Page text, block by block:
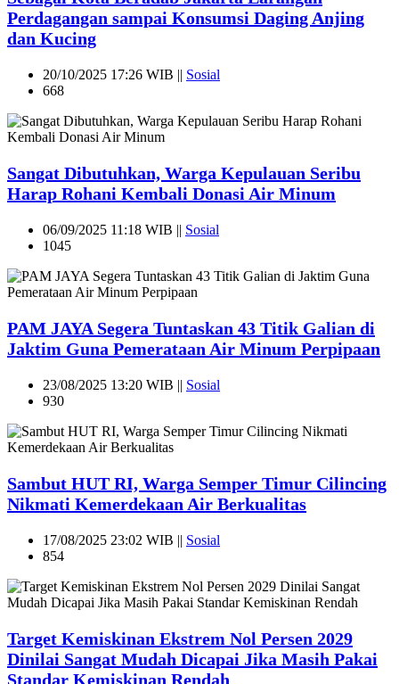
Perdagangan sampai Konsumsi Daging Anjing
dan Kucing
20/10/2025 17:26 WIB || Sosial
668
Sangat Dibutuhkan, Warga Kepulauan Seribu
Harap Rohani Kembali Donasi Air Minum
06/09/2025 11:18 WIB || Sosial
1045
PAM JAYA Segera Tuntaskan 43 Titik Galian di
Jaktim Guna Pemerataan Air Minum Perpipaan
23/08/2025 13:20 WIB || Sosial
930
Sambut HUT RI, Warga Semper Timur Cilincing
Nikmati Kemerdekaan Air Berkualitas
17/08/2025 23:02 WIB || Sosial
854
Target Kemiskinan Ekstrem Nol Persen 2029
Dinilai Sangat Mudah Dicapai Jika Masih Pakai
Standar Kemiskinan Rendah